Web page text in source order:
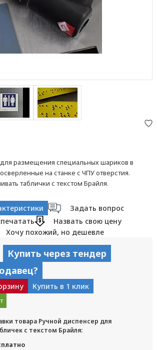
размещения специальных шариков в
на станке с ЧПУ отверстия.
таблички с текстом Брайля.
Задать вопрос
Назвать свою цену
Хочу похожий, но дешевле
Купить через тендер
Купить в 1 клик
товара Ручной диспенсер для
с текстом Брайля: